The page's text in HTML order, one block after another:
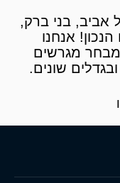
בני ברק,
אנחנו
מגרשים
שונים.